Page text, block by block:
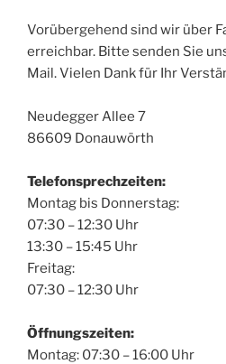
Vorübergehend sind wir über
erreichbar. Bitte senden Sie
Mail. Vielen Dank für Ihr
Neudegger Allee 7
86609 Donauwörth
Telefonsprechzeiten:
Montag bis Donnerstag:
07:30 – 12:30 Uhr
13:30 – 15:45 Uhr
Freitag:
07:30 – 12:30 Uhr
Öffnungszeiten:
Montag: 07:30 – 16:00 Uhr